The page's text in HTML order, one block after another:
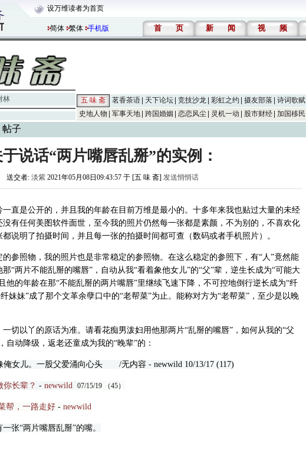
设万维读者为首页
简体 繁体 手机版 首 页 新 闻 视 频
林 五 味 斋 茗香茶语 天下论坛 竞技沙龙 彩虹之约 摄友部落 诗词歌赋
史地人物
军事天地 跨国婚姻 恋恋风尘 灵机一动 股市财经 加国移民
子
于说话“两片嘴唇乱掰”的实例：
送交者: 淡紫 2021年05月08日09:43:57 于 [五 味 斋] 发送悄悄话
直是公开的，并且我的年龄在目前万维是最小的。十多年来我也贴过大量的未经
有任何美图软件面世，至今我的照片仍然每一张都是素颜，不为别的，不喜欢化
说明了拍摄时间，并且每一张的拍摄时间都可查（数码或者手机照片）。
参照物，我的照片也是非常稳定的参照物。在这么稳定的参照下，有“人”竟然能
“两片不能乱掰的嘴唇”，自动从我“看着象他女儿”的“父”辈，逆生长成为“可能大
他的年龄在那“不能乱掰的两片嘴唇”里继续飞速下降，不可控地倒行逆长成为“纤
妹妹”成了那个文革余孽口中的“老帮菜”为止。能称对方为“老帮菜”，至少是以晚
切以丫的原话为准。请看花痴男泼妇用他那两片“乱掰的嘴唇”，如何从我的“父
自动降级，返老还童成为我的“晚辈”的：
俺女儿。一股父爱涌向心头/无内容 - newwild 10/13/17 (117)
你长辈？ - newwild 07/15/19 （45）
帮，一路走好- newwild
张“两片嘴唇乱掰”的嘴。